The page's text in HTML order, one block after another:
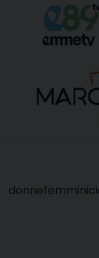
content
donne